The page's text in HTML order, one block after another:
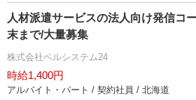
人材派遣サービスの法人向け発信コ
末まで/大量募集
株式会社ベルシステム24
時給1,400円
アルバイト・パート / 契約社員 / 北海道